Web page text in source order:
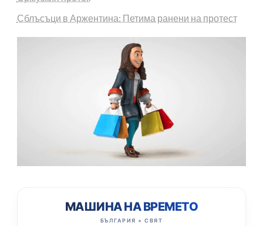
Сблъсъци в Аржентина: Петима ранени на протест
МАШИНА НА ВРЕМЕТО
БЪЛГАРИЯ + СВЯТ